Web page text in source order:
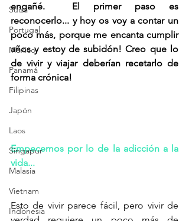
Suiza
Portugal
México
Panamá
Filipinas
Japón
Laos
Singapur
Malasia
Vietnam
Indonesia
engañé.  El primer paso es
reconocerlo... y hoy os voy a contar un
poco más, porque me encanta cumplir
años y estoy de subidón! Creo que lo
de vivir y viajar deberían recetarlo de
forma crónica!
Empecemos por lo de la adicción a la
vida...
Esto de vivir parece fácil, pero vivir de